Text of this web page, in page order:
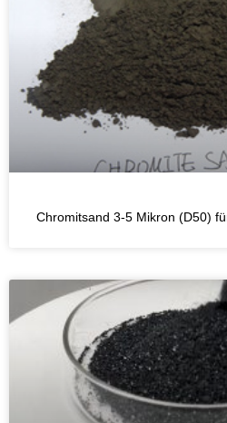
Chromitsand 3-5 Mikron (D50)